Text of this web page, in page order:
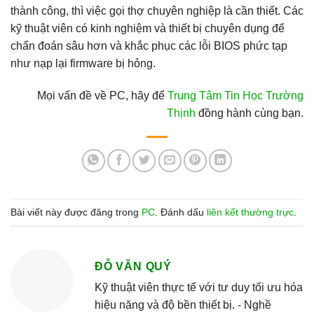
thành công, thì việc gọi thợ chuyên nghiệp là cần thiết. Các
kỹ thuật viên có kinh nghiệm và thiết bị chuyên dụng để
chẩn đoán sâu hơn và khắc phục các lỗi BIOS phức tạp
như nạp lại firmware bị hỏng.
Mọi vấn đề về PC, hãy để Trung Tâm Tin Học Trường
Thịnh đồng hành cùng bạn.
Bài viết này được đăng trong PC . Đánh dấu liên kết thường trực
ĐỖ VĂN QUÝ
Kỹ thuật viên thực tế với tư duy tối ưu hóa
hiệu năng và độ bền thiết bị. - Nghề